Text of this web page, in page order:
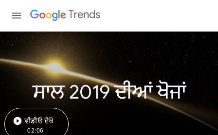
Trends
ਸਾਲ 2019 ਦੀਆਂ ਖੋਜਾਂ
ਵੀਡੀਓ ਦੇਖੋ
02:06